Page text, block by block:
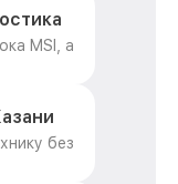
MSI, а
без